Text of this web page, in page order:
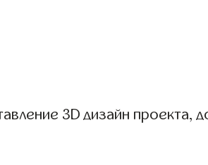
3D дизайн проекта,